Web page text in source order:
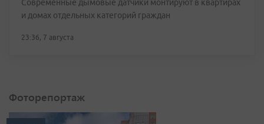
Современные дымовые датчики монтируют в квартирах
и домах отдельных категорий граждан
23:36, 7 августа
Фоторепортаж